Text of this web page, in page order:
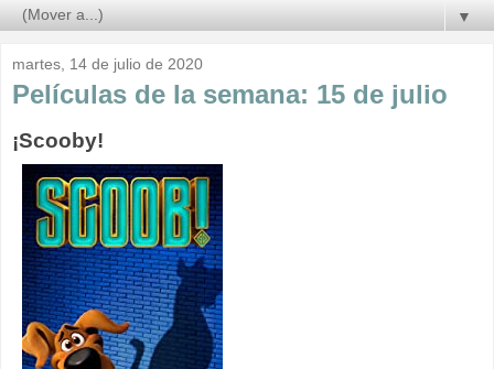
▼
martes, 14 de julio de 2020
Películas de la semana: 15 de julio
¡Scooby!